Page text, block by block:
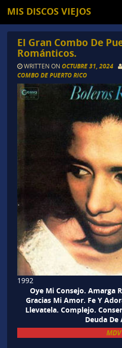
MIS DISCOS VIEJOS
El Gran Combo De
Románticos.
WRITTEN ON OCTUBRE 31, 2024
COMBO DE PUERTO RICO
1992
Oye Mi Consejo. Amarga
Gracias Mi Amor. Fe Y
Llevatela. Complejo.
Deuda De
MDV